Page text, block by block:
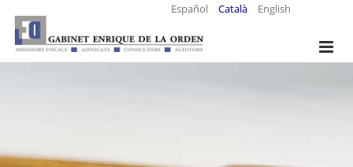
Español Català English